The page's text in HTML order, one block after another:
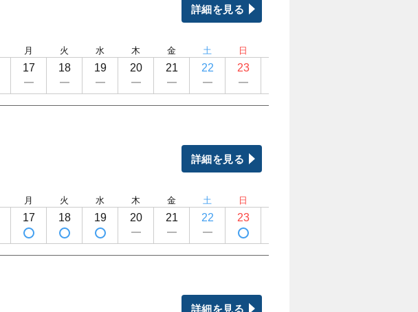
詳細を見る
月
17
火
18
水
19
木
20
金
21
土
22
日
23
詳細を見る
月
17
火
18
水
19
木
20
金
21
土
22
日
23
詳細を見る